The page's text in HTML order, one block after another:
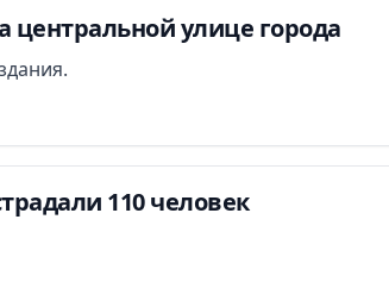
центральной улице города
110 человек